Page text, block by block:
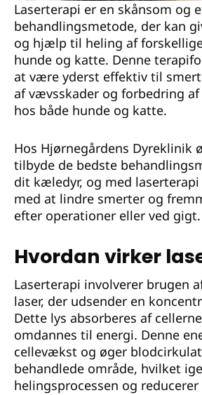
Laserterapi er en skånsom og
behandlingsmetode, der kan
og hjælp til heling af
hunde og katte. Denne
at være yderst effektiv til
af vævsskader og forbedring
hos både hunde og katte.
Hos Hjørnegårdens Dyreklinik
tilbyde de bedste
dit kæledyr, og med
med at lindre smerter og
efter operationer eller ved gigt.
Hvordan virker
Laserterapi involverer brugen
laser, der udsender en
Dette lys absorberes af
omdannes til energi. Denne
cellevækst og øger
behandlede område, hvilket
helingsprocessen og